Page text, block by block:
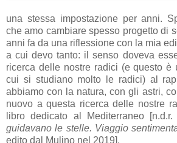
una stessa impostazione per anni.
che amo cambiare spesso progetto di
anni fa da una riflessione con la mia
a cui devo tanto: il senso doveva
ricerca delle nostre radici (e questo è
cui si studiano molto le radici) al
abbiamo con la natura, con gli astri,
nuovo a questa ricerca delle nostre
libro dedicato al Mediterraneo
guidavano le stelle. Viaggio
edito dal Mulino nel 2019].